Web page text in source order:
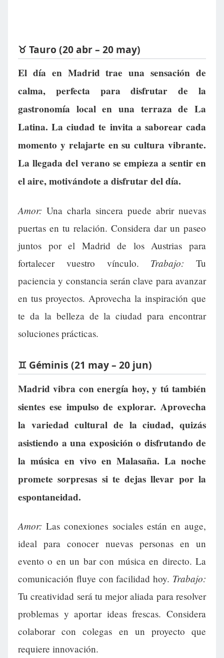
♉ Tauro (20 abr – 20 may)
El día en Madrid trae una sensación de
calma, perfecta para disfrutar de la
gastronomía local en una terraza de La
Latina. La ciudad te invita a saborear cada
momento y relajarte en su cultura vibrante.
La llegada del verano se empieza a sentir en
el aire, motivándote a disfrutar del día.
Amor: Una charla sincera puede abrir nuevas
puertas en tu relación. Considera dar un paseo
juntos por el Madrid de los Austrias para
fortalecer vuestro vínculo. Trabajo: Tu
paciencia y constancia serán clave para avanzar
en tus proyectos. Aprovecha la inspiración que
te da la belleza de la ciudad para encontrar
soluciones prácticas.
♊ Géminis (21 may – 20 jun)
Madrid vibra con energía hoy, y tú también
sientes ese impulso de explorar. Aprovecha
la variedad cultural de la ciudad, quizás
asistiendo a una exposición o disfrutando de
la música en vivo en Malasaña. La noche
promete sorpresas si te dejas llevar por la
espontaneidad.
Amor: Las conexiones sociales están en auge,
ideal para conocer nuevas personas en un
evento o en un bar con música en directo. La
comunicación fluye con facilidad hoy. Trabajo:
Tu creatividad será tu mejor aliada para resolver
problemas y aportar ideas frescas. Considera
colaborar con colegas en un proyecto que
requiere innovación.